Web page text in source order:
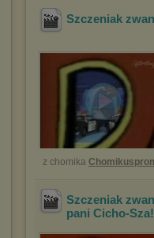
Szczeniak
z chomika
Szczeniak
pani Cicho-